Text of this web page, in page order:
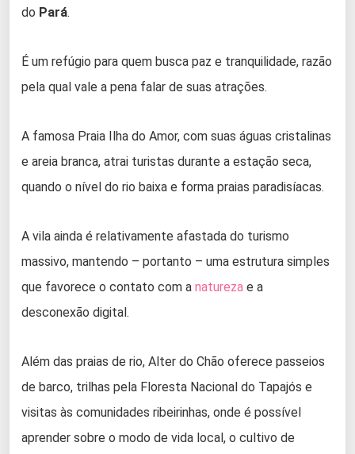
do Pará.
É um refúgio para quem busca paz e tranquilidade, razão
pela qual vale a pena falar de suas atrações.
A famosa Praia Ilha do Amor, com suas águas cristalinas
e areia branca, atrai turistas durante a estação seca,
quando o nível do rio baixa e forma praias paradisíacas.
A vila ainda é relativamente afastada do turismo
massivo, mantendo – portanto – uma estrutura simples
que favorece o contato com a natureza e a
desconexão digital.
Além das praias de rio, Alter do Chão oferece passeios
de barco, trilhas pela Floresta Nacional do Tapajós e
visitas às comunidades ribeirinhas, onde é possível
aprender sobre o modo de vida local, o cultivo de